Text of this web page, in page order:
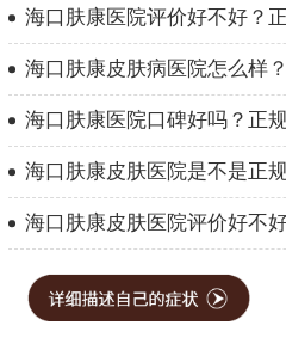
海口肤康医院评价好不好？
海口肤康皮肤病医院怎么样
海口肤康医院口碑好吗？正
海口肤康皮肤医院是不是正
海口肤康皮肤医院评价好不